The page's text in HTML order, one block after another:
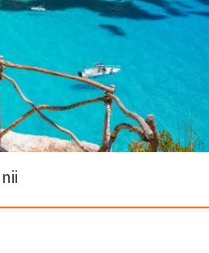
mil wybrzeża wypełnionego plażami, które
Atlantycki. Wyobraź sobie poranny
już czujesz te promienie słońca oraz